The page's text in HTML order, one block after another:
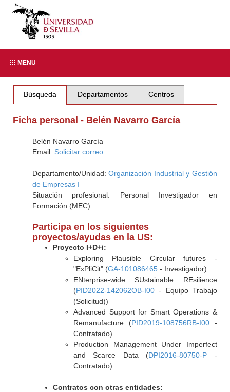
MENU
Búsqueda Departamentos Centros
Ficha personal - Belén Navarro García
Belén Navarro García
Email: Solicitar correo
Departamento/Unidad:Organización Industrial y Gestión
de Empresas I
Situación profesional: Personal Investigador en
Formación (MEC)
Participa en los siguientes
proyectos/ayudas en la US:
Proyecto I+D+i:
Exploring Plausible Circular futures -
"ExPliCit" (GA-101086465- Investigador)
ENterprise-wide SUstainable REsilience
(PID2022-142062OB-I00- Equipo Trabajo
(Solicitud))
Advanced Support for Smart Operations &
Remanufacture (PID2019-108756RB-I00-
Contratado)
Production Management Under Imperfect
and Scarce Data (DPI2016-80750-P -
Contratado)
Contratos con otras entidades: